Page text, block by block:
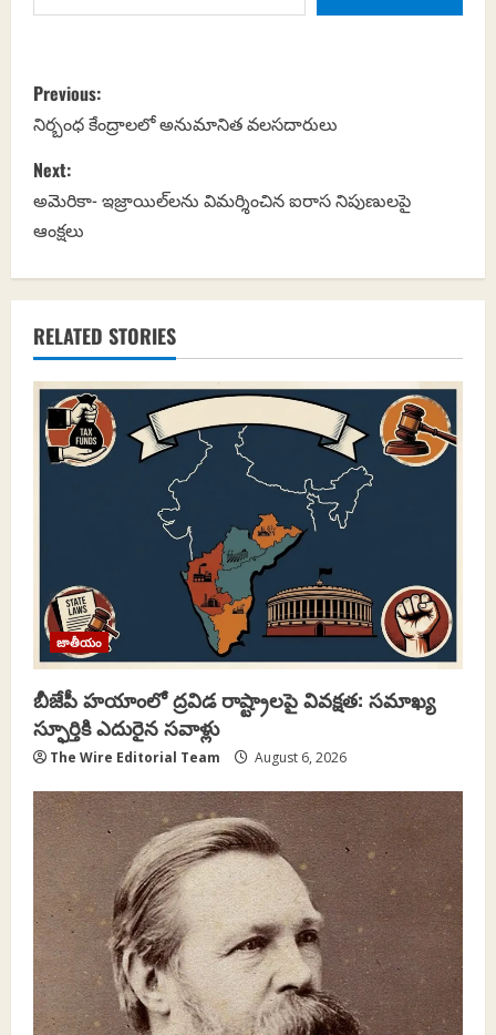
P
o
s
t
n
a
v
g
o
n
Previous:
నిర్బంధ కేంద్రాలలో అనుమానిత వలసదారులు
Next:
అమెరికా- ఇజ్రాయిల్‌లను విమర్శించిన ఐరాస నిపుణులపై
ఆంక్షలు
RELATED STORIES
జాతీయం
బీజేపీ హయాంలో ద్రవిడ రాష్ట్రాలపై వివక్షత: సమాఖ్య
స్ఫూర్తికి ఎదురైన సవాళ్లు
The Wire Editorial Team August 6, 2026